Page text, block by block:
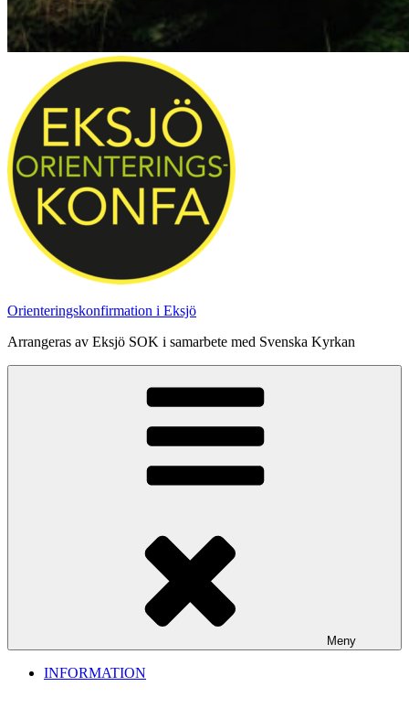
Orienteringskonfirmation i Eksjö
Arrangeras av Eksjö SOK i samarbete med Svenska Kyrkan
Meny
INFORMATION